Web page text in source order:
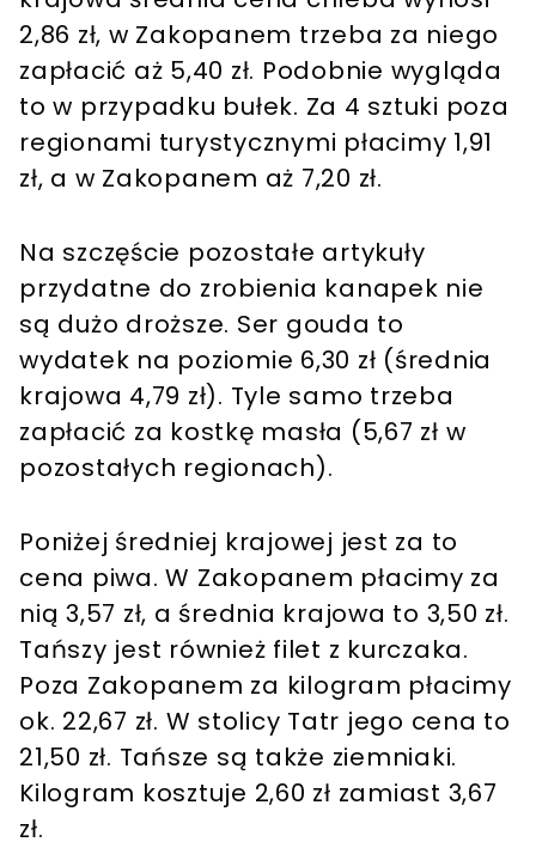
2,86 zł, w Zakopanem trzeba za niego
zapłacić aż 5,40 zł. Podobnie wygląda
to w przypadku bułek. Za 4 sztuki poza
regionami turystycznymi płacimy 1,91
zł, a w Zakopanem aż 7,20 zł.
Na szczęście pozostałe artykuły
przydatne do zrobienia kanapek nie
są dużo droższe. Ser gouda to
wydatek na poziomie 6,30 zł (średnia
krajowa 4,79 zł). Tyle samo trzeba
zapłacić za kostkę masła (5,67 zł w
pozostałych regionach).
Poniżej średniej krajowej jest za to
cena piwa. W Zakopanem płacimy za
nią 3,57 zł, a średnia krajowa to 3,50 zł.
Tańszy jest również filet z kurczaka.
Poza Zakopanem za kilogram płacimy
ok. 22,67 zł. W stolicy Tatr jego cena to
21,50 zł. Tańsze są także ziemniaki.
Kilogram kosztuje 2,60 zł zamiast 3,67
zł.